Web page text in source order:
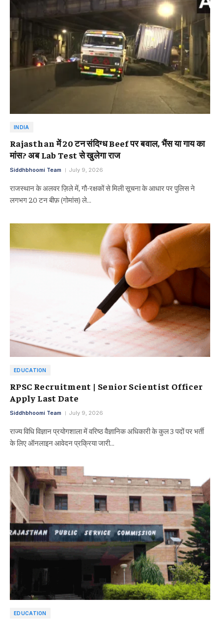
INDIA
Rajasthan में 20 टन संदिग्ध Beef पर बवाल, भैंस या गाय का
मांस? अब Lab Test से खुलेगा राज
Siddhbhoomi Team July 9, 2026
राजस्थान के अलवर ज़िले में, गौ-रक्षकों से मिली सूचना के आधार पर पुलिस ने
लगभग 20 टन बीफ़ (गोमांस) ले…
EDUCATION
RPSC Recruitment | Senior Scientist Officer
Apply Last Date
Siddhbhoomi Team July 9, 2026
राज्य विधि विज्ञान प्रयोगशाला में वरिष्ठ वैज्ञानिक अधिकारी के कुल 3 पदों पर भर्ती
के लिए ऑनलाइन आवेदन प्रक्रिया जारी…
EDUCATION